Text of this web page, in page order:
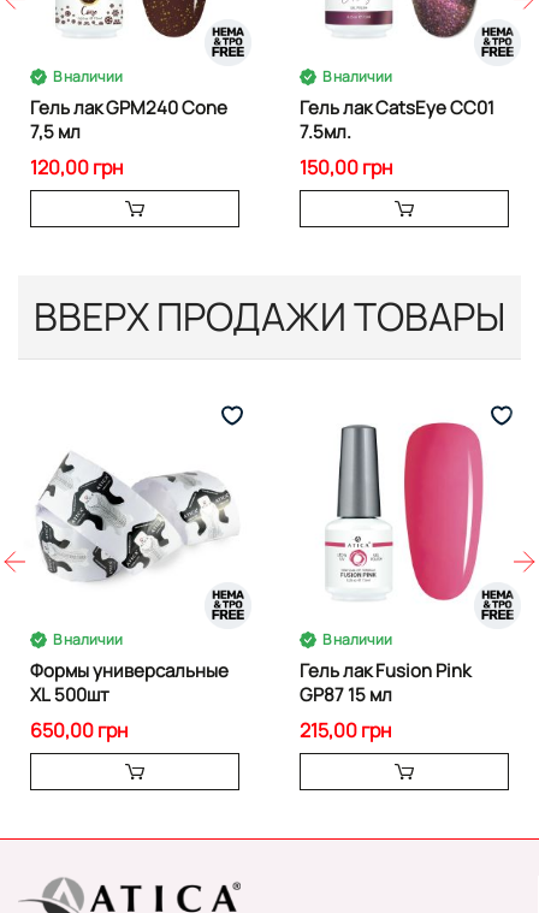
В наличии
Гель лак GPM240 Cone
7,5 мл
120,00 грн
В наличии
Гель лак CatsEye CC01
7.5мл.
150,00 грн
ВВЕРХ ПРОДАЖИ ТОВАРЫ
В наличии
Формы универсальные
XL 500шт
650,00 грн
В наличии
Гель лак Fusion Pink
GP87 15 мл
215,00 грн